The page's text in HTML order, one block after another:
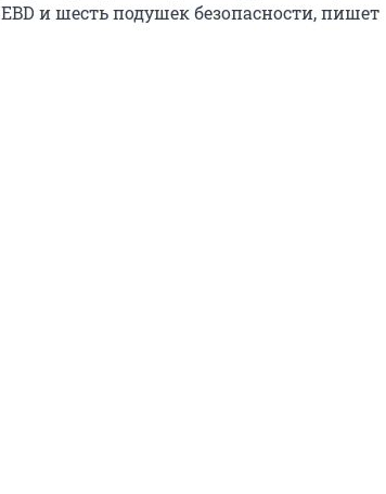
и шесть подушек безопасности, пишет